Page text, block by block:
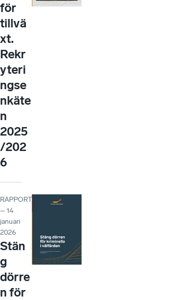
för
tillvä
xt.
Rekr
yteri
ngse
nkäte
n
2025
/202
6
RAPPORT
– 14
januari
2026
Stän
g
dörre
n för